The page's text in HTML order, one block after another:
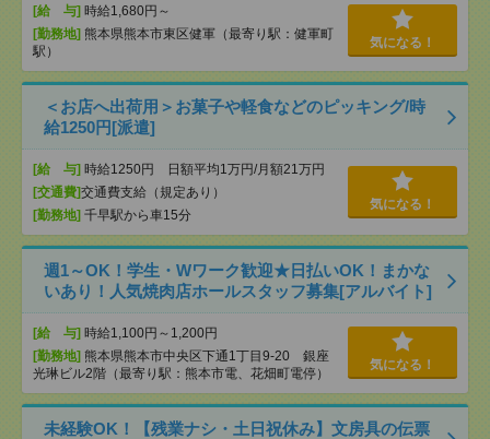
[給 与] 時給1,680円～
[勤務地] 熊本県熊本市東区健軍（最寄り駅：健軍町
駅）
気になる！
＜お店へ出荷用＞お菓子や軽食などのピッキング/時
給1250円[派遣]
[給 与] 時給1250円 日額平均1万円/月額21万円
[交通費]交通費支給（規定あり）
[勤務地] 千早駅から車15分
気になる！
週1～OK！学生・Wワーク歓迎★日払いOK！まかな
いあり！人気焼肉店ホールスタッフ募集[アルバイト]
[給 与] 時給1,100円～1,200円
[勤務地] 熊本県熊本市中央区下通1丁目9-20 銀座
光琳ビル2階（最寄り駅：熊本市電、花畑町電停）
気になる！
未経験OK！【残業ナシ・土日祝休み】文房具の伝票